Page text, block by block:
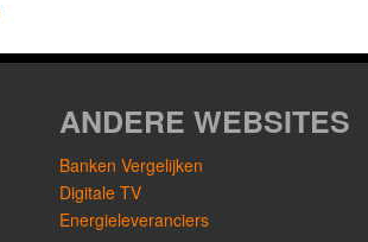
ANDERE WEBSITES
Banken Vergelijken
Digitale TV
Energieleveranciers